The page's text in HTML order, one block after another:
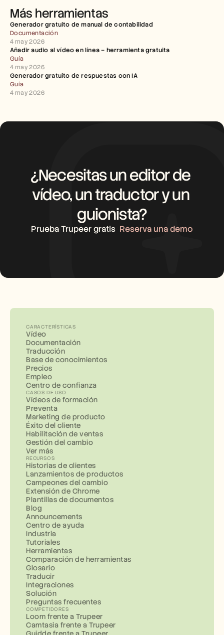
Más herramientas
Generador gratuito de manual de contabilidad
Documentación
4 may 2026
Añadir audio al vídeo en línea – herramienta gratuita
Guía
4 may 2026
Generador gratuito de respuestas con IA
Guía
4 may 2026
¿Necesitas un editor de
vídeo, un traductor y un
guionista?
Prueba Trupeer gratis Reserva una demo
CARACTERÍSTICAS
Vídeo
Documentación
Traducción
Base de conocimientos
Precios
Empleo
Centro de confianza
CASOS DE USO
Vídeos de formación
Preventa
Marketing de producto
Éxito del cliente
Habilitación de ventas
Gestión del cambio
Ver más
RECURSOS
Historias de clientes
Lanzamientos de productos
Campeones del cambio
Extensión de Chrome
Plantillas de documentos
Blog
Announcements
Centro de ayuda
Industria
Tutoriales
Herramientas
Comparación de herramientas
Glosario
Traducir
Integraciones
Solución
Preguntas frecuentes
COMPETIDORES
Loom frente a Trupeer
Camtasia frente a Trupeer